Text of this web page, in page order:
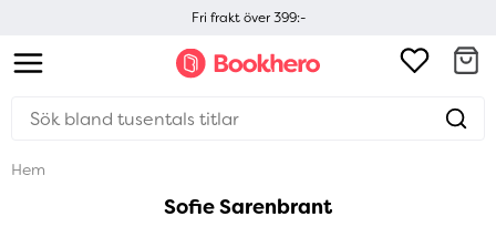
Fri frakt över 399:-
Hem
Sofie Sarenbrant